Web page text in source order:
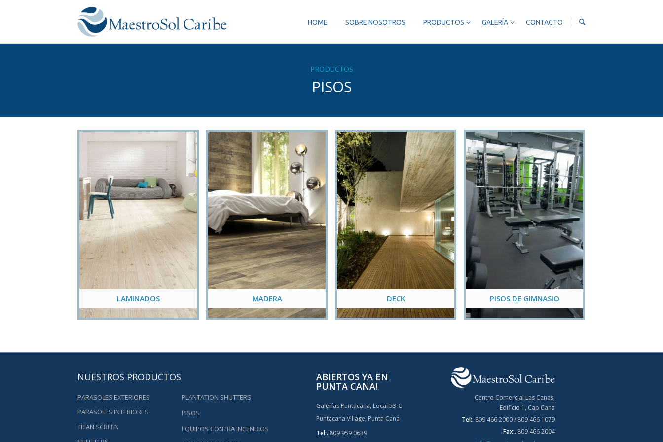
HOME SOBRE NOSOTROS PRODUCTOS GALERÍA CONTACTO
PRODUCTOS
PISOS
LAMINADOS MADERA DECK PISOS DE GIMNASIO
NUESTROS PRODUCTOS
PARASOLES EXTERIORES
PARASOLES INTERIORES
TITAN SCREEN
PLANTATION SHUTTERS
PISOS
EQUIPOS CONTRA INCENDIOS
ABIERTOS YA EN
PUNTA CANA!
Galerías Puntacana, Local 53-C
Puntacana Village, Punta Cana
Tel:. 809 959 0639
Centro Comercial Las Canas,
Edificio 1, Cap Cana
Tel:. 809 466 2000 / 809 466 1079
Fax:. 809 466 2004